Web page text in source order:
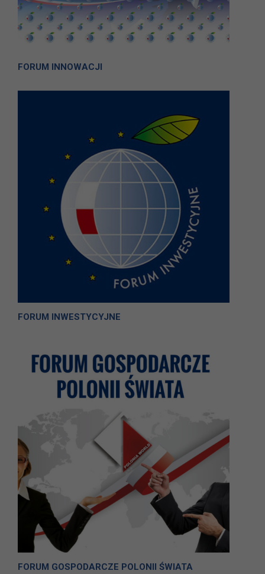
FORUM INNOWACJI
FORUM INWESTYCYJNE
FORUM GOSPODARCZE POLONII ŚWIATA